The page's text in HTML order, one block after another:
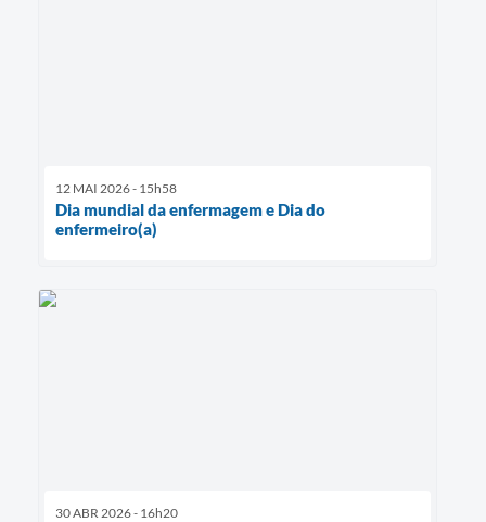
12 MAI 2026 - 15h58
Dia mundial da enfermagem e Dia do
enfermeiro(a)
30 ABR 2026 - 16h20